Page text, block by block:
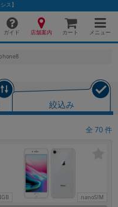
ス】
ガイド 店舗案内 カート メニュー
絞込み
全70件
nanoSIM
り替える